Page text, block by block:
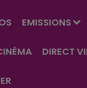
EMISSIONS
DIRECT